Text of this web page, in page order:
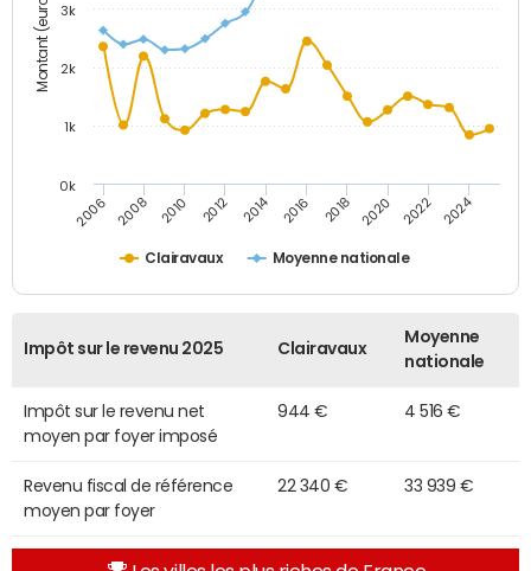
Montant (euros)
Clairavaux Moyenne nationale
2006 2008 2010 2012 2014 2016 2018 2020 2022 2024
0k
1k
2k
3k
Impôt sur le revenu 2025 Clairavaux
Moyenne
nationale
Impôt sur le revenu net
moyen par foyer imposé
944 € 4 516 €
Revenu fiscal de référence
moyen par foyer
22 340 € 33 939 €